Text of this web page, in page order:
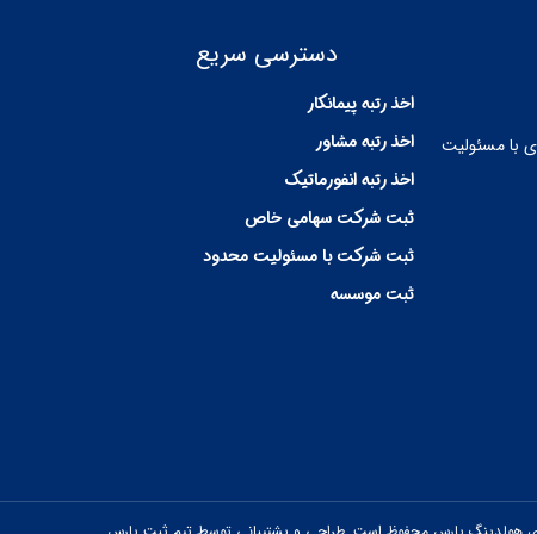
با مسئولیت
دسترسی سریع
اخذ رتبه پیمانکار
اخذ رتبه مشاور
اخذ رتبه انفورماتیک
ثبت شرکت سهامی خاص
ثبت شرکت با مسئولیت محدود
ثبت موسسه